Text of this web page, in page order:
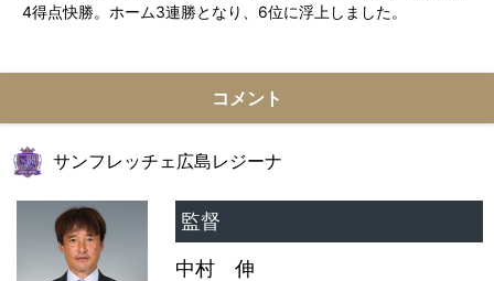
4得点快勝。ホーム3連勝となり、6位に浮上しました。
コメント
サンフレッチェ広島レジーナ
監督
中村 伸